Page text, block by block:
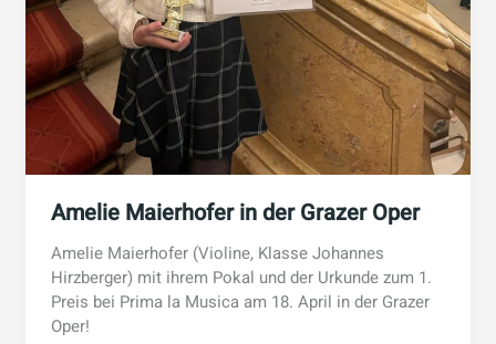
Amelie Maierhofer in der Grazer Oper
Amelie Maierhofer (Violine, Klasse Johannes
Hirzberger) mit ihrem Pokal und der Urkunde zum 1.
Preis bei Prima la Musica am 18. April in der Grazer
Oper!